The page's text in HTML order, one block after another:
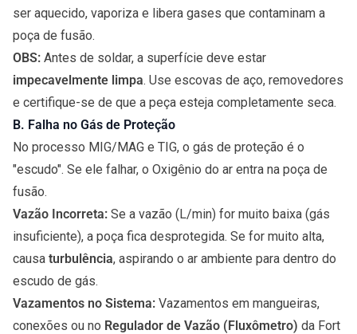
ser aquecido, vaporiza e libera gases que contaminam a
poça de fusão.
OBS: Antes de soldar, a superfície deve estar
impecavelmente limpa. Use escovas de aço, removedores
e certifique-se de que a peça esteja completamente seca.
B. Falha no Gás de Proteção
No processo MIG/MAG e TIG, o gás de proteção é o
"escudo". Se ele falhar, o Oxigênio do ar entra na poça de
fusão.
Vazão Incorreta: Se a vazão (L/min) for muito baixa (gás
insuficiente), a poça fica desprotegida. Se for muito alta,
causa turbulência, aspirando o ar ambiente para dentro do
escudo de gás.
Vazamentos no Sistema: Vazamentos em mangueiras,
conexões ou no Regulador de Vazão (Fluxômetro) da Fort